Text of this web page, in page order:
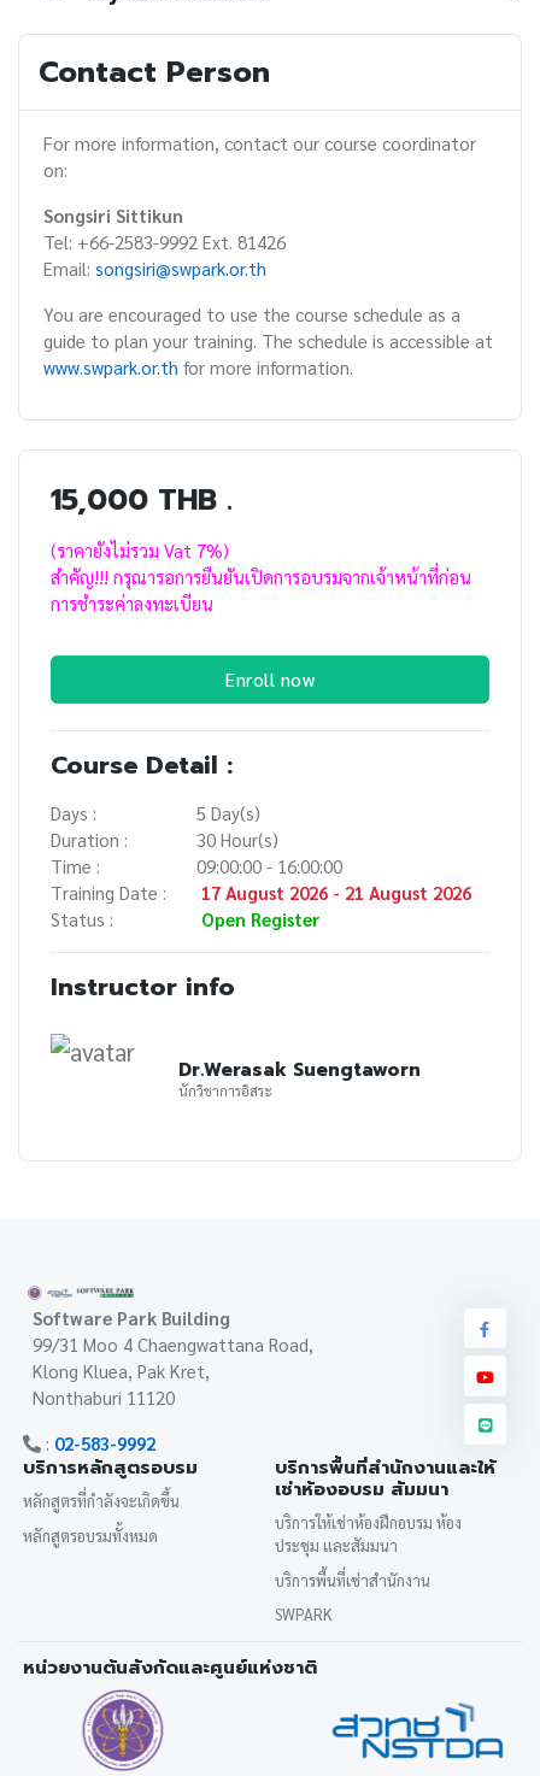
Contact Person
For more information, contact our course coordinator
on:
Songsiri Sittikun
Tel: +66-2583-9992 Ext. 81426
Email: songsiri@swpark.or.th
You are encouraged to use the course schedule as a
guide to plan your training. The schedule is accessible at
www.swpark.or.th for more information.
15,000 THB .
(ราคายังไม่รวม Vat 7%)
สำคัญ!!! กรุณารอการยืนยันเปิดการอบรมจากเจ้าหน้าที่ก่อน
การชำระค่าลงทะเบียน
Enroll now
Course Detail :
Days :
5 Day(s)
Duration :
30 Hour(s)
Time :
09:00:00 - 16:00:00
Training Date :
17 August 2026 - 21 August 2026
Status :
Open Register
Instructor info
Dr.Werasak Suengtaworn
นักวิชาการอิสระ
Software Park Building
99/31 Moo 4 Chaengwattana Road,
Klong Kluea, Pak Kret,
Nonthaburi 11120
: 02-583-9992
บริการหลักสูตรอบรม
หลักสูตรที่กำลังจะเกิดขึ้น
หลักสูตรอบรมทั้งหมด
บริการพื้นที่สำนักงานและให้
เช่าห้องอบรม สัมมนา
บริการให้เช่าห้องฝึกอบรม ห้อง
ประชุม และสัมมนา
บริการพื้นที่เช่าสำนักงาน
SWPARK
หน่วยงานต้นสังกัดและศูนย์แห่งชาติ